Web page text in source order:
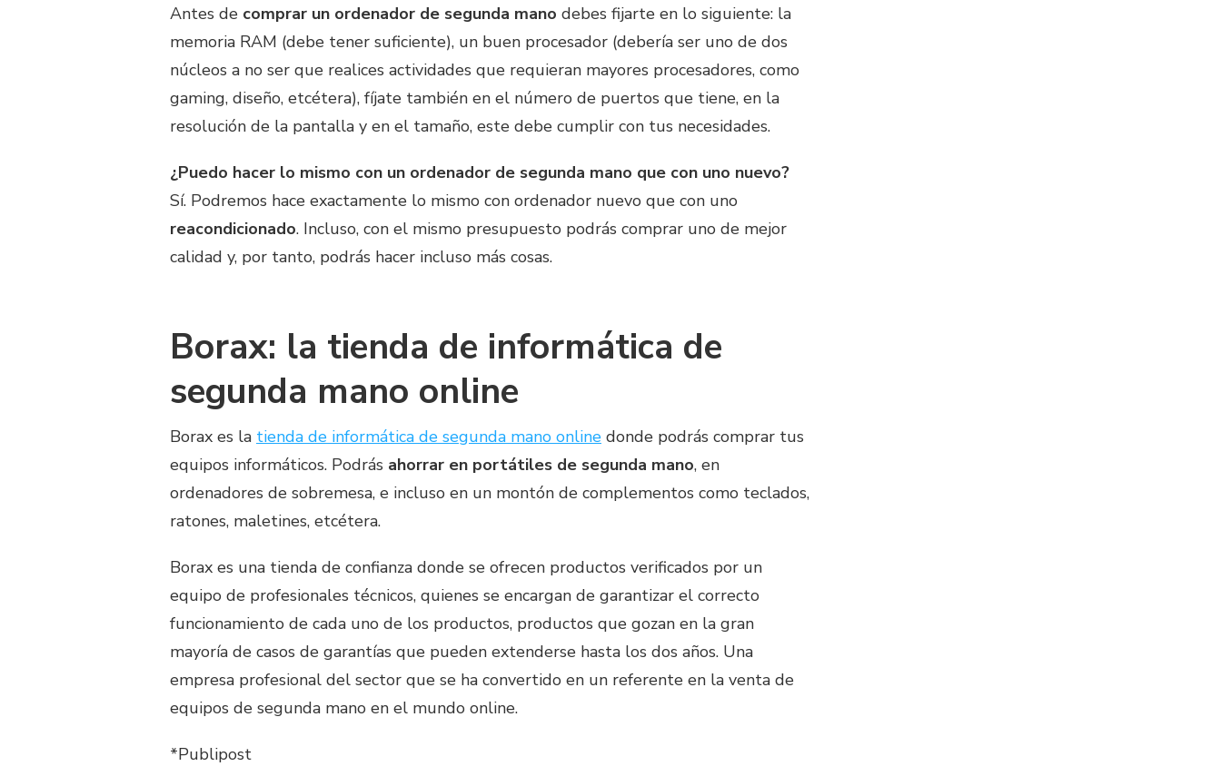
Antes de comprar un ordenador de segunda mano debes fijarte en lo siguiente: la
memoria RAM (debe tener suficiente), un buen procesador (debería ser uno de dos
núcleos a no ser que realices actividades que requieran mayores procesadores, como
gaming, diseño, etcétera), fíjate también en el número de puertos que tiene, en la
resolución de la pantalla y en el tamaño, este debe cumplir con tus necesidades.
¿Puedo hacer lo mismo con un ordenador de segunda mano que con uno nuevo?
Sí. Podremos hace exactamente lo mismo con ordenador nuevo que con uno
reacondicionado. Incluso, con el mismo presupuesto podrás comprar uno de mejor
calidad y, por tanto, podrás hacer incluso más cosas.
Borax: la tienda de informática de
segunda mano online
Borax es la tienda de informática de segunda mano online donde podrás comprar tus
equipos informáticos. Podrás ahorrar en portátiles de segunda mano, en
ordenadores de sobremesa, e incluso en un montón de complementos como teclados,
ratones, maletines, etcétera.
Borax es una tienda de confianza donde se ofrecen productos verificados por un
equipo de profesionales técnicos, quienes se encargan de garantizar el correcto
funcionamiento de cada uno de los productos, productos que gozan en la gran
mayoría de casos de garantías que pueden extenderse hasta los dos años. Una
empresa profesional del sector que se ha convertido en un referente en la venta de
equipos de segunda mano en el mundo online.
*Publipost